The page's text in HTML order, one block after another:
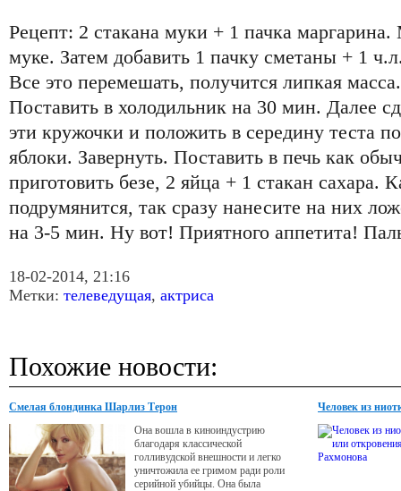
Рецепт: 2 стакана муки + 1 пачка маргарина.
муке. Затем добавить 1 пачку сметаны + 1
Все это перемешать, получится липкая
Поставить в холодильник на 30 мин. Далее
эти кружочки и положить в середину теста
яблоки. Завернуть. Поставить в печь как
приготовить безе, 2 яйца + 1 стакан сахара.
подрумянится, так сразу нанесите на них
на 3-5 мин. Ну вот! Приятного аппетита!
18-02-2014, 21:16
Метки: телеведущая, актриса
Похожие новости:
Смелая блондинка Шарлиз Терон
Она вошла в киноиндустрию
благодаря классической
голливудской внешности и легко
уничтожила ее гримом ради роли
серийной убийцы. Она была
Человек из